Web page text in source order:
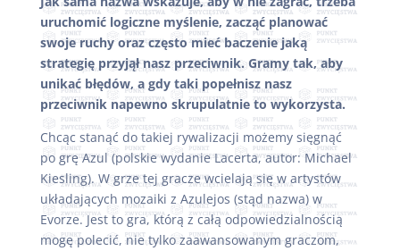
uruchomić logiczne myślenie, zacząć planować
swoje ruchy oraz często mieć baczenie jaką
strategię przyjął nasz przeciwnik. Gramy tak, aby
unikać błędów, a gdy taki popełnisz nasz
przeciwnik napewno skrupulatnie to wykorzysta.
Chcąc stanąć do takiej rywalizacji możemy sięgnąć
po grę Azul (polskie wydanie Lacerta, autor: Michael
Kiesling). W grze tej gracze wcielają się w artystów
układających mozaiki z Azulejos (stąd nazwa) w
Evorze. Jest to gra, którą z całą odpowiedzialnością
mogę polecić, nie tylko zaawansowanym graczom,